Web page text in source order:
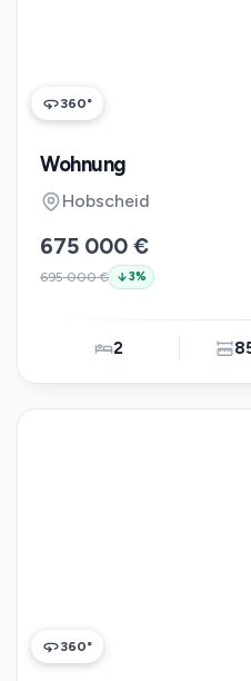
360°
Wohnung
Hobscheid
675 000 €
695 000 € 3%
2
360°